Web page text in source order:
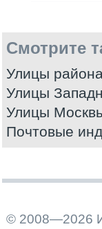
Смотрите
Улицы
Улицы
Улицы
Почтовые
© 2008—2026